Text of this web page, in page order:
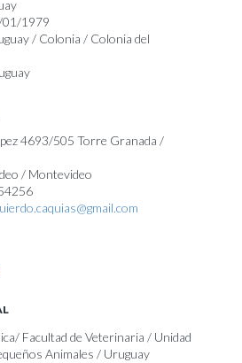
01/1979
/ Colonia / Colonia del
4693/505 Torre Granada /
/ Montevideo
Facultad de Veterinaria / Unidad
Animales / Uruguay